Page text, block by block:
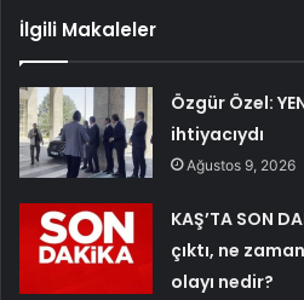
İlgili Makaleler
Özgür Özel:
ihtiyacıydı
Ağustos 9, 2026
KAŞ’TA SON
çıktı, ne
olayı nedir?